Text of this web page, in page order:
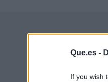
Que.es -
If you wish